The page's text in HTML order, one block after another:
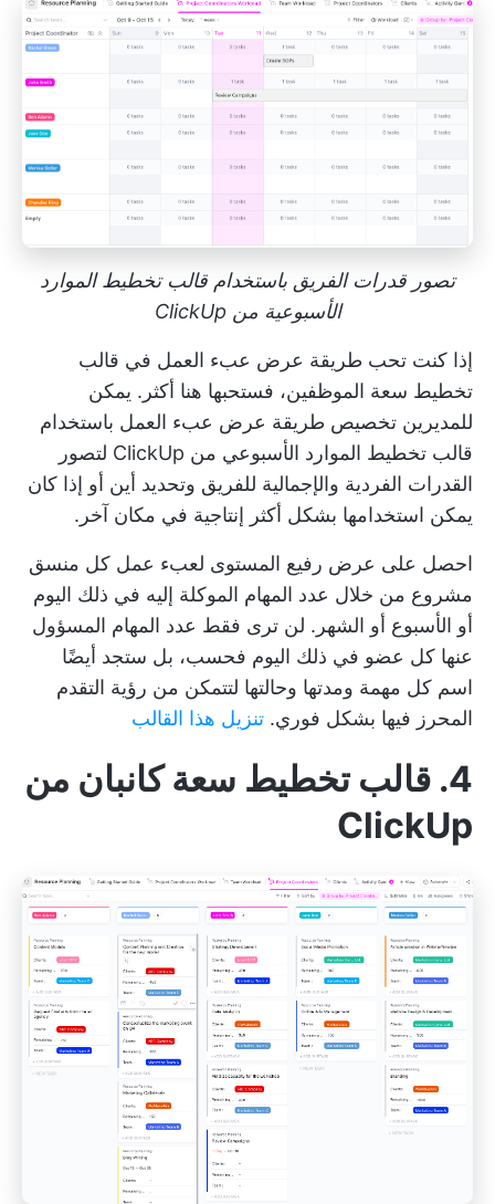
تصور قدرات الفريق باستخدام قالب تخطيط الموارد
الأسبوعية من ClickUp
إذا كنت تحب طريقة عرض عبء العمل في قالب
تخطيط سعة الموظفين، فستحبها هنا أكثر. يمكن
للمديرين تخصيص طريقة عرض عبء العمل باستخدام
قالب تخطيط الموارد الأسبوعي من ClickUp لتصور
القدرات الفردية والإجمالية للفريق وتحديد أين أو إذا كان
يمكن استخدامها بشكل أكثر إنتاجية في مكان آخر.
احصل على عرض رفيع المستوى لعبء عمل كل منسق
مشروع من خلال عدد المهام الموكلة إليه في ذلك اليوم
أو الأسبوع أو الشهر. لن ترى فقط عدد المهام المسؤول
عنها كل عضو في ذلك اليوم فحسب، بل ستجد أيضًا
اسم كل مهمة ومدتها وحالتها لتتمكن من رؤية التقدم
المحرز فيها بشكل فوري. تنزيل هذا القالب
4. قالب تخطيط سعة كانبان من
ClickUp